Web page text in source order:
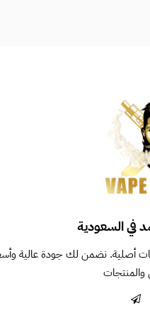
في السعودية
نضمن لك جودة عالية